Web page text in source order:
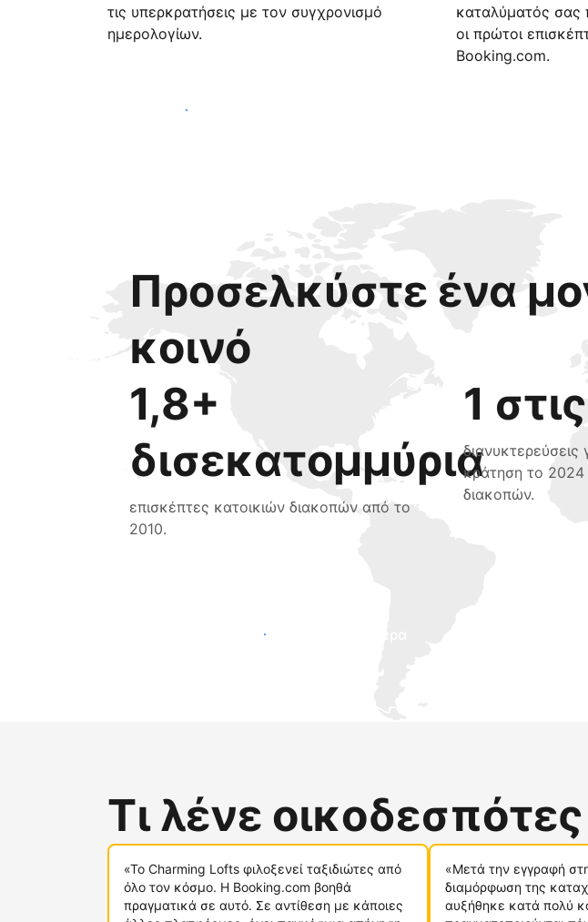
τις υπερκρατήσεις με τον συγχρονισμό
ημερολογίων.
καταλύματός σας
οι πρώτοι
Booking.com.
Ξεκινήστε σήμερα
Προσελκύστε ένα
κοινό
1,8+
δισεκατομμύρια
επισκέπτες κατοικιών διακοπών από το
2010.
1
διανυκτερεύσεις
κράτηση το 2024
διακοπών.
Προσελκύστε νέους επισκέπτες σήμερα
Τι λένε
«Το Charming Lofts φιλοξενεί ταξιδιώτες από
όλο τον κόσμο. Η Booking.com βοηθά
πραγματικά σε αυτό. Σε αντίθεση με κάποιες
«Μετά την εγγραφή
διαμόρφωση της
αυξήθηκε κατά πολύ